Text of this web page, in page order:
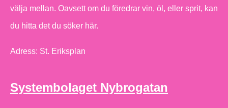
välja mellan. Oavsett om du föredrar vin, öl, eller sprit, kan
du hitta det du söker här.
Adress: St. Eriksplan
Systembolaget Nybrogatan